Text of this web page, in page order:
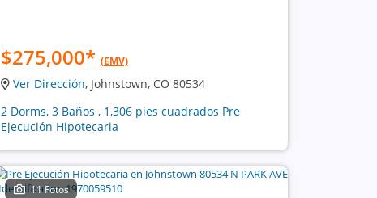
$275,000* (EMV)
Ver Dirección, Johnstown, CO 80534
2 Dorms, 3 Baños , 1,306 pies cuadrados Pre
Ejecución Hipotecaria
11 Fotos